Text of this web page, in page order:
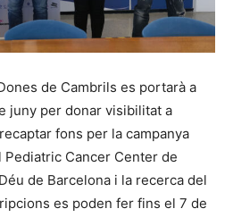
de Cambrils es portarà a
juny per donar visibilitat a
fons per la campanya
Pediatric Cancer Center de
de Barcelona i la recerca del
es poden fer fins el 7 de